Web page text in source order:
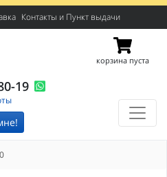
Контакты и Пункт выдачи
19
корзина пуста